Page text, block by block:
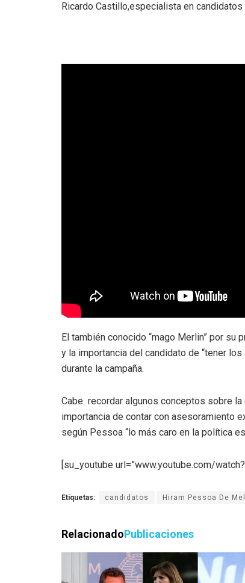
Ricardo Castillo,especialista en
El también conocido “mago Merlin” por su
y la importancia del candidato de “tener
durante la campaña.
Cabe recordar algunos conceptos sobre
importancia de contar con asesoramiento
según Pessoa “lo más caro en la política
[su_youtube url=”www.youtube.com/
Etiquetas: candidatos Hiram Pessoa De
RelacionadoPublicaciones